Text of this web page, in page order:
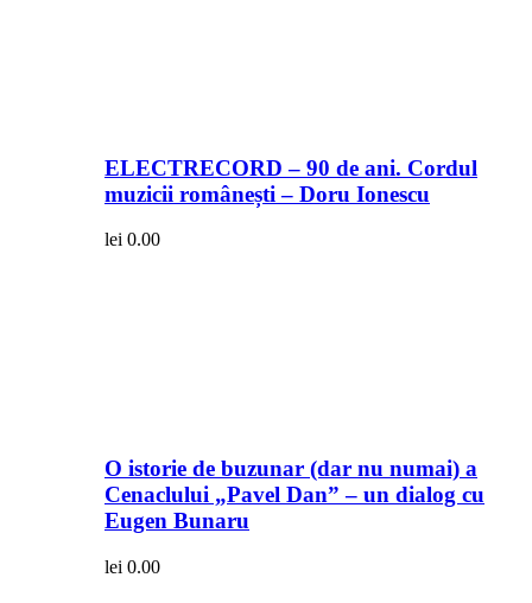
ELECTRECORD – 90 de ani. Cordul
muzicii românești – Doru Ionescu
lei 0.00
O istorie de buzunar (dar nu numai) a
Cenaclului „Pavel Dan” – un dialog cu
Eugen Bunaru
lei 0.00